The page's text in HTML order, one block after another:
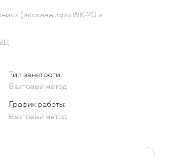
(экскаваторы WК-20 и
Тип занятости:
Вахтовый метод
График работы:
Вахтовый метод